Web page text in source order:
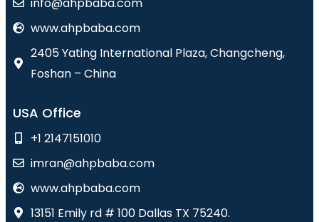
www.ahpbaba.com
2405 Yating International Plaza, Changcheng,
Foshan – China
USA Office
+1 2147151010
imran@ahpbaba.com
www.ahpbaba.com
13151 Emily rd # 100 Dallas TX 75240.